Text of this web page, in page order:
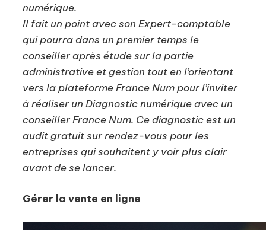
numérique.
Il fait un point avec son Expert-comptable
qui pourra dans un premier temps le
conseiller après étude sur la partie
administrative et gestion tout en l’orientant
vers la plateforme France Num pour l’inviter
à réaliser un Diagnostic numérique avec un
conseiller France Num. Ce diagnostic est un
audit gratuit sur rendez-vous pour les
entreprises qui souhaitent y voir plus clair
avant de se lancer.
Gérer la vente en ligne